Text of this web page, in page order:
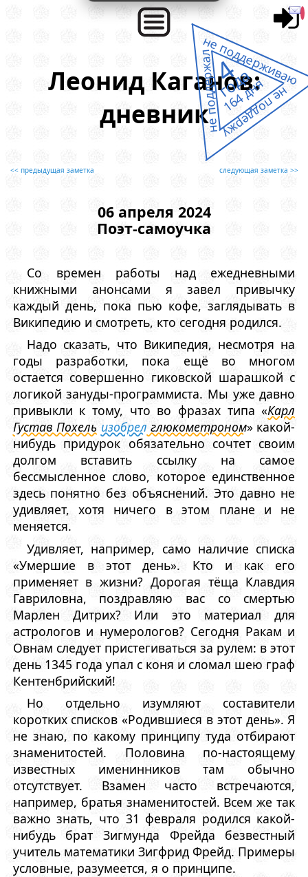
Леонид Каганов:
дневник
<< предыдущая заметка следующая заметка >>
06 апреля 2024
Поэт-самоучка
Со времен работы над ежедневными
книжными анонсами я завел привычку
каждый день, пока пью кофе, заглядывать в
Википедию и смотреть, кто сегодня родился.
Надо сказать, что Википедия, несмотря на
годы разработки, пока ещё во многом
остается совершенно гиковской шарашкой с
логикой зануды-программиста. Мы уже давно
привыкли к тому, что во фразах типа «Карл
Густав Похель изобрел глюкометроном» какой-
нибудь придурок обязательно сочтет своим
долгом вставить ссылку на самое
бессмысленное слово, которое единственное
здесь понятно без объяснений. Это давно не
удивляет, хотя ничего в этом плане и не
меняется.
Удивляет, например, само наличие списка
«Умершие в этот день». Кто и как его
применяет в жизни? Дорогая тёща Клавдия
Гавриловна, поздравляю вас со смертью
Марлен Дитрих? Или это материал для
астрологов и нумерологов? Сегодня Ракам и
Овнам следует пристегиваться за рулем: в этот
день 1345 года упал с коня и сломал шею граф
Кентенбрийский!
Но отдельно изумляют составители
коротких списков «Родившиеся в этот день». Я
не знаю, по какому принципу туда отбирают
знаменитостей. Половина по-настоящему
известных именинников там обычно
отсутствует. Взамен часто встречаются,
например, братья знаменитостей. Всем же так
важно знать, что 31 февраля родился какой-
нибудь брат Зигмунда Фрейда безвестный
учитель математики Зигфрид Фрейд. Примеры
условные, разумеется, я о принципе.
не поддержал
не поддерживаю
не поддержу
4
года
164 дня